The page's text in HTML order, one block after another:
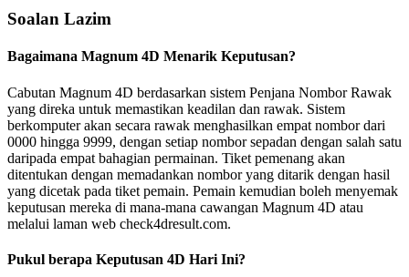
Soalan Lazim
Bagaimana Magnum 4D Menarik Keputusan?
Cabutan Magnum 4D berdasarkan sistem Penjana Nombor Rawak
yang direka untuk memastikan keadilan dan rawak. Sistem
berkomputer akan secara rawak menghasilkan empat nombor dari
0000 hingga 9999, dengan setiap nombor sepadan dengan salah satu
daripada empat bahagian permainan. Tiket pemenang akan
ditentukan dengan memadankan nombor yang ditarik dengan hasil
yang dicetak pada tiket pemain. Pemain kemudian boleh menyemak
keputusan mereka di mana-mana cawangan Magnum 4D atau
melalui laman web check4dresult.com.
Pukul berapa Keputusan 4D Hari Ini?